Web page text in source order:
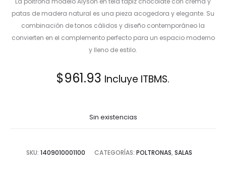
patas de madera natural es una pieza acogedora y elegante. Su
combinación de tonos cálidos y diseño contemporáneo la
convierten en el complemento perfecto para un espacio moderno
y lleno de estilo.
$961.93 Incluye ITBMS.
Sin existencias
SKU: 1409010001100 CATEGORÍAS: POLTRONAS, SALAS